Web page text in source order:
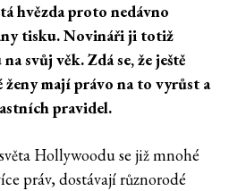
hvězda proto nedávno
tisku. Novináři ji totiž
svůj věk. Zdá se, že ještě
ženy mají právo na to vyrůst a
pravidel.
Hollywoodu se již mnohé
práv, dostávají různorodé